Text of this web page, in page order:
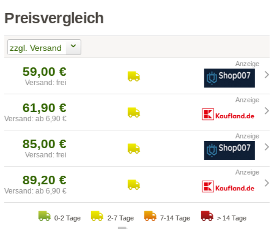
Preisvergleich
zzgl. Versand
59,00 €
Versand: frei
61,90 €
Versand: ab 6,90 €
85,00 €
Versand: frei
89,20 €
Versand: ab 6,90 €
0-2 Tage 2-7 Tage 7-14 Tage > 14 Tage